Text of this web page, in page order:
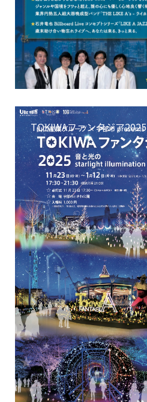
TOKIWAファンタジア2025